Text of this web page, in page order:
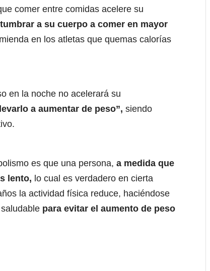
comer entre comidas acelere su
a su cuerpo a comer en mayor
en los atletas que quemas calorías
en la noche no acelerará su
a aumentar de peso”, siendo
es que una persona, a medida que
lento, lo cual es verdadero en cierta
la actividad física reduce, haciéndose
para evitar el aumento de peso